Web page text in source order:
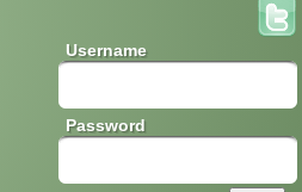
Username
Password